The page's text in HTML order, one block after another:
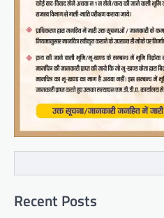
Recent Posts